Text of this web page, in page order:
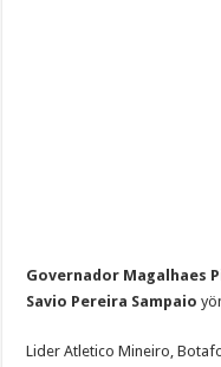
Governador Magalhaes
Savio Pereira Sampaio
Lider Atletico Mineiro,